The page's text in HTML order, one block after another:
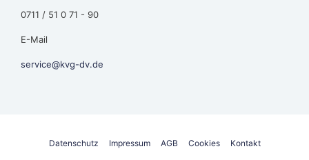
0711 / 51 0 71 - 90
E-Mail
service@kvg-dv.de
Datenschutz Impressum AGB Cookies Kontakt